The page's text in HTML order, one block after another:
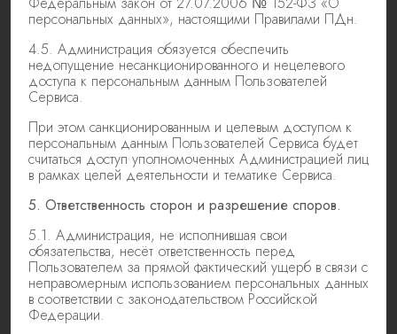
персональных данных», настоящими Правилами ПДн.
4.5. Администрация обязуется обеспечить
недопущение несанкционированного и нецелевого
доступа к персональным данным Пользователей
Сервиса.
При этом санкционированным и целевым доступом к
персональным данным Пользователей Сервиса будет
считаться доступ уполномоченных Администрацией лиц
в рамках целей деятельности и тематике Сервиса.
5. Ответственность сторон и разрешение споров.
5.1. Администрация, не исполнившая свои
обязательства, несёт ответственность перед
Пользователем за прямой фактический ущерб в связи с
неправомерным использованием персональных данных
в соответствии с законодательством Российской
Федерации.